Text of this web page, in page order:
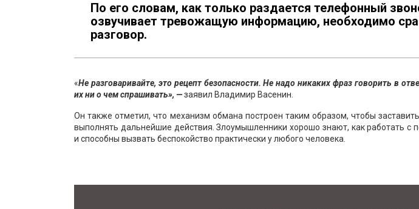
По его словам, как только раздается телефонный
озвучивает тревожащую информацию, необходимо
разговор.
«Не разговаривайте, это рецепт безопасности. Не надо никаких фраз говорить в
их ни о чем спрашивать», —заявил Владимир Васенин.
Он также отметил, что механизм обмана построен таким образом, чтобы
выполнять дальнейшие действия. Злоумышленники хорошо знают, как работать с
и способны вызвать беспокойство практически у любого человека.